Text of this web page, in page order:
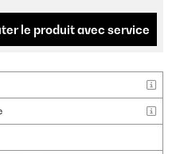
le produit avec service